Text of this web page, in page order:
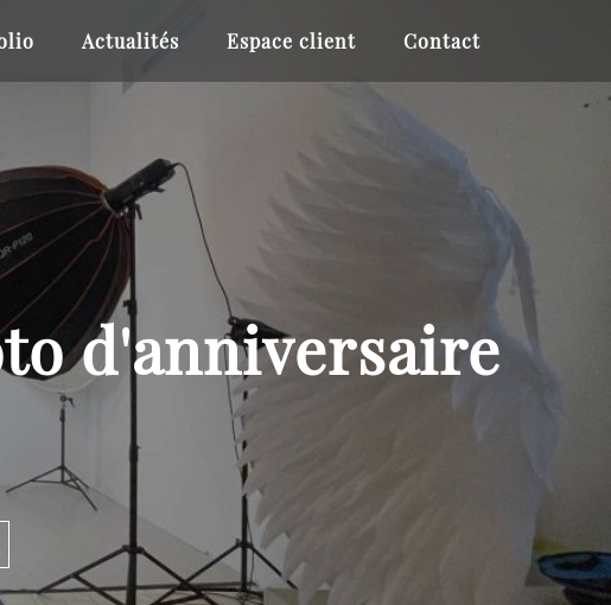
Actualités Espace client Contact
d'anniversaire